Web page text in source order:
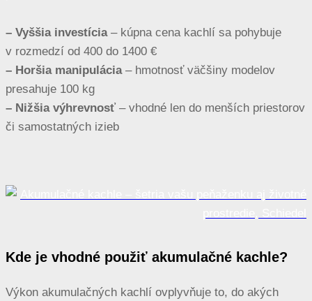
– Vyššia investícia– kúpna cena kachlí sa pohybuje
v rozmedzí od 400 do 1400 €
– Horšia manipulácia– hmotnosť väčšiny modelov
presahuje 100 kg
– Nižšia výhrevnosť – vhodné len do menších priestorov
či samostatných izieb
Kde je vhodné použiť akumulačné kachle?
Výkon akumulačných kachlí ovplyvňuje to, do akých